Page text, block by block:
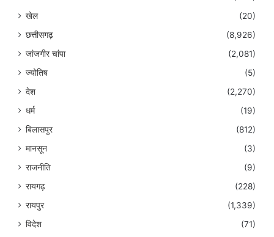
खेल
(20)
छत्तीसगढ़
(8,926)
जांजगीर चांपा
(2,081)
ज्योतिष
(5)
देश
(2,270)
धर्म
(19)
बिलासपुर
(812)
मानसून
(3)
राजनीति
(9)
रायगढ़
(228)
रायपुर
(1,339)
विदेश
(71)